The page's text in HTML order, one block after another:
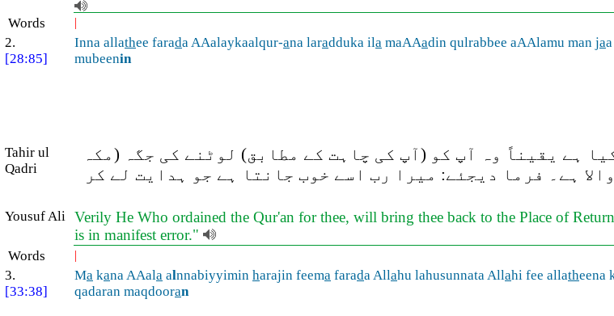
Words |
2.
[28:85]
Inna allathee farada AAalaykaalqur-ana laradduka ila maAAadin qulrabbee aAAlamu man ja
mubeenin
Tahir ul
Qadri
ہے یقیناً وہ آپ کو (آپ کی چاہت کے مطابق) لوٹنے کی جگہ (مکہ
ہے۔ فرما دیجئے: میرا رب اسے خوب جانتا ہے جو ہدایت لے کر
Yousuf Ali Verily He Who ordained the Qur'an for thee, will bring thee back to the Place of
is in manifest error."
Words |
3.
[33:38]
Ma kana AAala alnnabiyyimin harajin feema farada Allahu lahusunnata Allahi fee allatheena
qadaran maqdooran